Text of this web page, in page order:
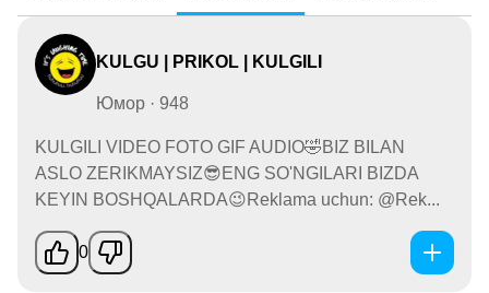
KULGU | PRIKOL | KULGILI
Юмор · 948
KULGILI VIDEO FOTO GIF AUDIO🤣BIZ BILAN
ASLO ZERIKMAYSIZ😎ENG SO'NGILARI BIZDA
KEYIN BOSHQALARDA😉Reklama uchun: @Rek...
0